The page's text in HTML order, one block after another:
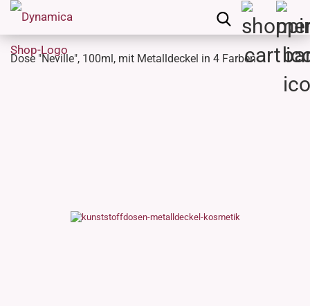
Dose "Neville", 100ml, mit Metalldeckel in 4 Farben